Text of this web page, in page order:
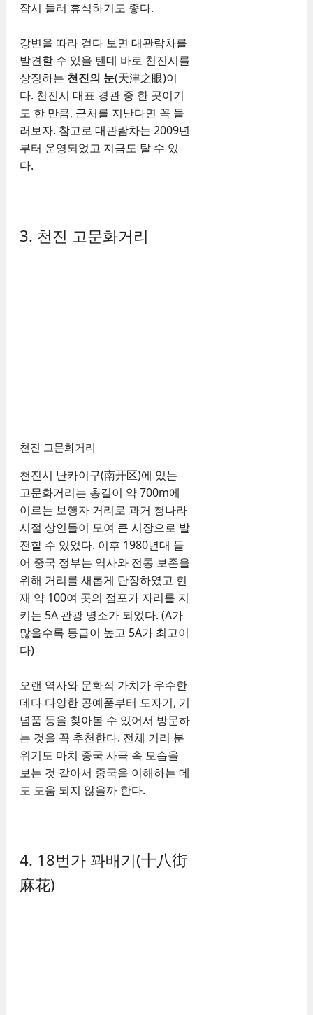
잠시 들러 휴식하기도 좋다.
강변을 따라 걷다 보면 대관람차를
발견할 수 있을 텐데 바로 천진시를
상징하는 천진의 눈(天津之眼)이
다. 천진시 대표 경관 중 한 곳이기
도 한 만큼, 근처를 지난다면 꼭 들
러보자. 참고로 대관람차는 2009년
부터 운영되었고 지금도 탈 수 있
다.
3. 천진 고문화거리
천진 고문화거리
천진시 난카이구(南开区)에 있는
고문화거리는 총길이 약 700m에
이르는 보행자 거리로 과거 청나라
시절 상인들이 모여 큰 시장으로 발
전할 수 있었다. 이후 1980년대 들
어 중국 정부는 역사와 전통 보존을
위해 거리를 새롭게 단장하였고 현
재 약 100여 곳의 점포가 자리를 지
키는 5A 관광 명소가 되었다. (A가
많을수록 등급이 높고 5A가 최고이
다)
오랜 역사와 문화적 가치가 우수한
데다 다양한 공예품부터 도자기, 기
념품 등을 찾아볼 수 있어서 방문하
는 것을 꼭 추천한다. 전체 거리 분
위기도 마치 중국 사극 속 모습을
보는 것 같아서 중국을 이해하는 데
도 도움 되지 않을까 한다.
4. 18번가 꽈배기(十八街
麻花)